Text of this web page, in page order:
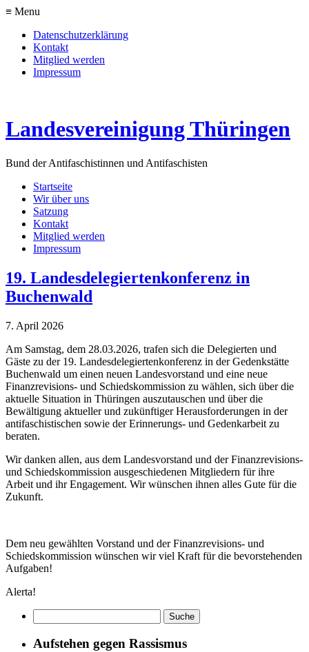
≡ Menu
Datenschutzerklärung
Kontakt
Mitglied werden
Impressum
Landesvereinigung Thüringen
Bund der Antifaschistinnen und Antifaschisten
Startseite
Wir über uns
Satzung
Kontakt
Mitglied werden
Impressum
19. Landesdelegiertenkonferenz in
Buchenwald
7. April 2026
Am Samstag, dem 28.03.2026, trafen sich die Delegierten und
Gäste zu der 19. Landesdelegiertenkonferenz in der Gedenkstätte
Buchenwald um einen neuen Landesvorstand und eine neue
Finanzrevisions- und Schiedskommission zu wählen, sich über die
aktuelle Situation in Thüringen auszutauschen und über die
Bewältigung aktueller und zukünftiger Herausforderungen in der
antifaschistischen sowie der Erinnerungs- und Gedenkarbeit zu
beraten.
Wir danken allen, aus dem Landesvorstand und der Finanzrevisions-
und Schiedskommission ausgeschiedenen Mitgliedern für ihre
Arbeit und ihr Engagement. Wir wünschen ihnen alles Gute für die
Zukunft.
Dem neu gewählten Vorstand und der Finanzrevisions- und
Schiedskommission wünschen wir viel Kraft für die bevorstehenden
Aufgaben!
Alerta!
Aufstehen gegen Rassismus